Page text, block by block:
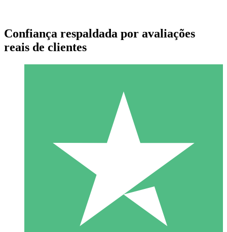
Pacotes de Créditos Individuais
Pague conforme o uso com créditos de download. Sem
1000
Confiança respaldada por avaliações
reais de clientes